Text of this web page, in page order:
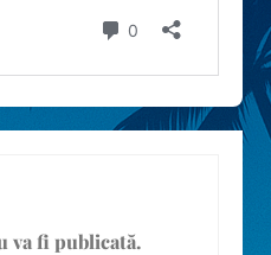
va fi publicată.